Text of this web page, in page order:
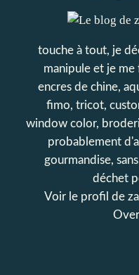
touche à tout, je
manipule et je me
encres de chine,
fimo, tricot,
window color,
probablement
gourmandise,
déchet
Voir le profil de